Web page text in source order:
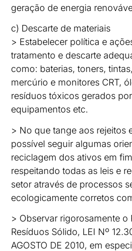
geração de energia
c) Descarte de materiais
> Estabelecer política e
tratamento e descarte
como: baterias, toners,
mercúrio e monitores CRT,
resíduos tóxicos gerados
equipamentos etc.
> No que tange aos rejeitos
possível seguir algumas
reciclagem dos ativos em
respeitando todas as leis e
setor através de processos
ecologicamente corretos
> Observar rigorosamente o
Resíduos Sólido, LEI Nº
AGOSTO DE 2010, em